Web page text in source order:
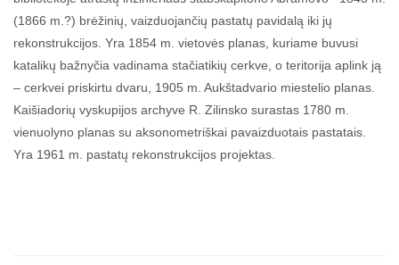
(1866 m.?) brėžinių, vaizduojančių pastatų pavidalą iki jų
rekonstrukcijos. Yra 1854 m. vietovės planas, kuriame buvusi
katalikų bažnyčia vadinama stačiatikių cerkve, o teritorija aplink ją
– cerkvei priskirtu dvaru, 1905 m. Aukštadvario miestelio planas.
Kaišiadorių vyskupijos archyve R. Zilinsko surastas 1780 m.
vienuolyno planas su aksonometriškai pavaizduotais pastatais.
Yra 1961 m. pastatų rekonstrukcijos projektas.